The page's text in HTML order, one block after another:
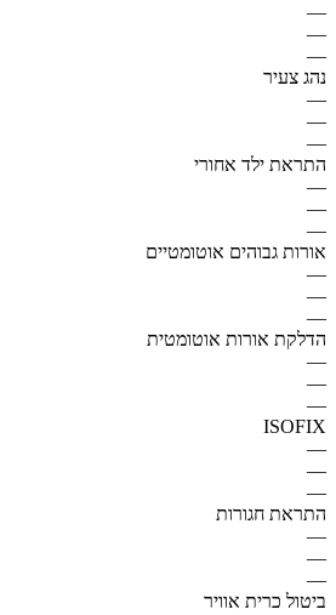
—
—
—
נהג צעיר
—
—
—
התראת ילד אחורי
—
—
—
אורות גבוהים אוטומטיים
—
—
—
הדלקת אורות אוטומטית
—
—
—
ISOFIX
—
—
—
התראת חגורות
—
—
—
ביטול כרית אוויר